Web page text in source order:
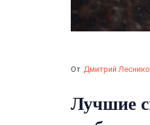
От Дмитрий
Лучшие